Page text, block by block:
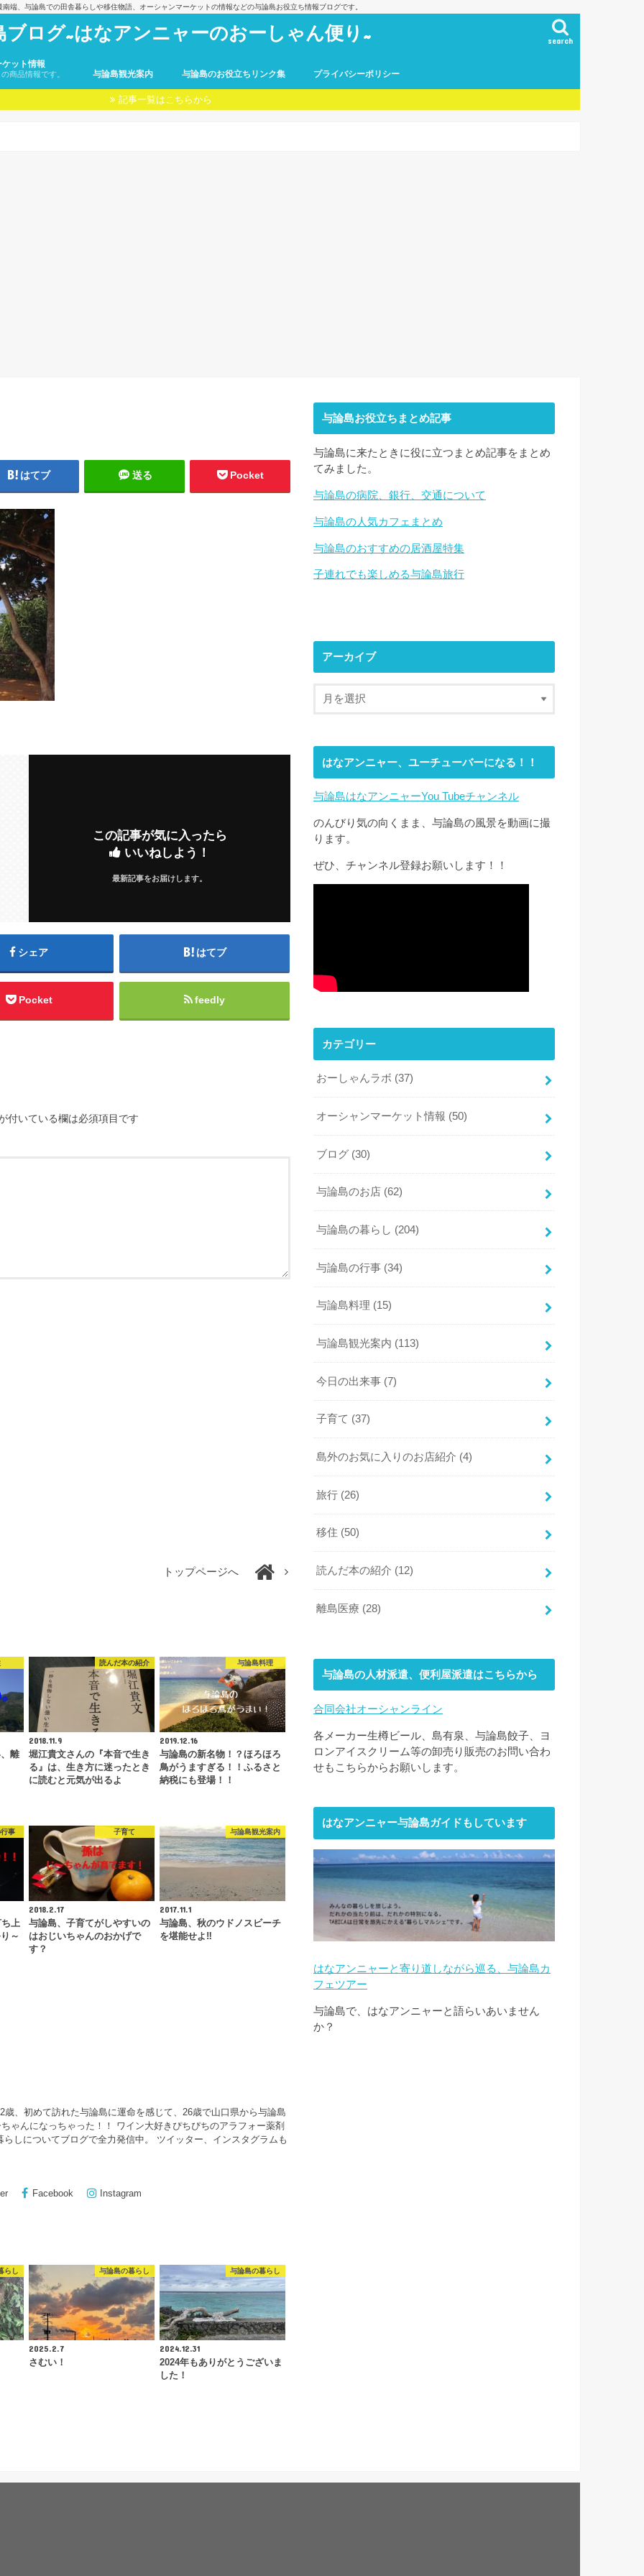
南端、与論島での田舎暮らしや移住物語、オーシャンマーケットの情報などの与論島お役立ち情報ブログです。
ブログ~はなアンニャーのおーしゃん便り~ search
ット情報
商品情報です。 与論島観光案内 与論島のお役立ちリンク集 プライバシーポリシー
記事一覧はこちらから
はてブ 送る Pocket
この記事が気に入ったら
いいねしよう！
最新記事をお届けします。
シェア はてブ
Pocket feedly
付いている欄は必須項目です
トップページへ
離
読んだ本の紹介
2018.11.9
堀江貴文さんの『本音で生き
る』は、生き方に迷ったとき
に読むと元気が出るよ
与論島料理
2019.12.16
与論島の新名物！？ほろほろ
鳥がうますぎる！！ふるさと
納税にも登場！！
事
上
～
子育て
2018.2.17
与論島、子育てがしやすいの
はおじいちゃんのおかげで
す？
与論島観光案内
2017.11.1
与論島、秋のウドノスビーチ
を堪能せよ‼️
、初めて訪れた与論島に運命を感じて、26歳で山口県から与論島
ゃんになっちゃった！！ ワイン大好きぴちぴちのアラフォー薬剤
しについてブログで全力発信中。 ツイッター、インスタグラムも
Facebook Instagram
らし 与論島の暮らし
2025.2.7
さむい！
与論島の暮らし
2024.12.31
2024年もありがとうございま
した！
与論島お役立ちまとめ記事
与論島に来たときに役に立つまとめ記事をまとめ
てみました。
与論島の病院、銀行、交通について
与論島の人気カフェまとめ
与論島のおすすめの居酒屋特集
子連れでも楽しめる与論島旅行
アーカイブ
はなアンニャー、ユーチューバーになる！！
与論島はなアンニャーYou Tubeチャンネル
のんびり気の向くまま、与論島の風景を動画に撮
ります。
ぜひ、チャンネル登録お願いします！！
カテゴリー
おーしゃんラボ (37)
オーシャンマーケット情報 (50)
ブログ (30)
与論島のお店 (62)
与論島の暮らし (204)
与論島の行事 (34)
与論島料理 (15)
与論島観光案内 (113)
今日の出来事 (7)
子育て (37)
島外のお気に入りのお店紹介 (4)
旅行 (26)
移住 (50)
読んだ本の紹介 (12)
離島医療 (28)
与論島の人材派遣、便利屋派遣はこちらから
合同会社オーシャンライン
各メーカー生樽ビール、島有泉、与論島餃子、ヨ
ロンアイスクリーム等の卸売り販売のお問い合わ
せもこちらからお願いします。
はなアンニャー与論島ガイドもしています
はなアンニャーと寄り道しながら巡る、与論島カ
フェツアー
与論島で、はなアンニャーと語らいあいません
か？